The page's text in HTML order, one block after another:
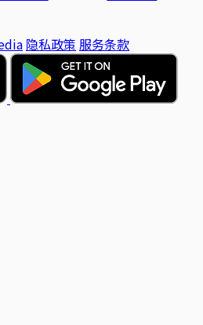
隐私政策 服务条款